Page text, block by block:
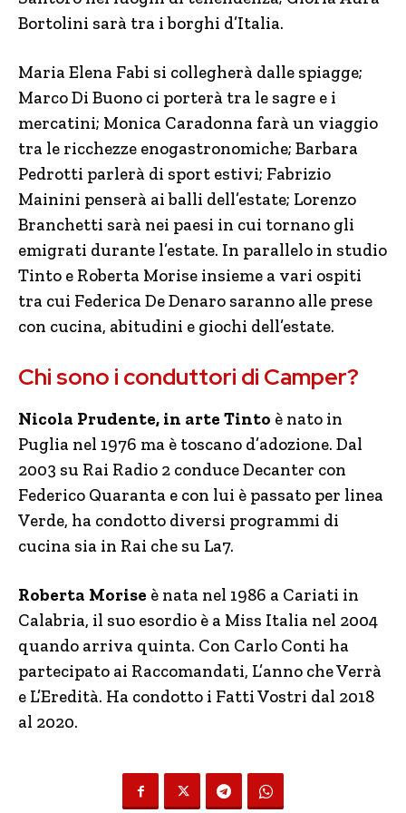
Bortolini sarà tra i borghi d’Italia.
Maria Elena Fabi si collegherà dalle spiagge;
Marco Di Buono ci porterà tra le sagre e i
mercatini; Monica Caradonna farà un viaggio
tra le ricchezze enogastronomiche; Barbara
Pedrotti parlerà di sport estivi; Fabrizio
Mainini penserà ai balli dell’estate; Lorenzo
Branchetti sarà nei paesi in cui tornano gli
emigrati durante l’estate. In parallelo in studio
Tinto e Roberta Morise insieme a vari ospiti
tra cui Federica De Denaro saranno alle prese
con cucina, abitudini e giochi dell’estate.
Chi sono i conduttori di Camper?
Nicola Prudente, in arte Tinto è nato in
Puglia nel 1976 ma è toscano d’adozione. Dal
2003 su Rai Radio 2 conduce Decanter con
Federico Quaranta e con lui è passato per linea
Verde, ha condotto diversi programmi di
cucina sia in Rai che su La7.
Roberta Morise è nata nel 1986 a Cariati in
Calabria, il suo esordio è a Miss Italia nel 2004
quando arriva quinta. Con Carlo Conti ha
partecipato ai Raccomandati, L’anno che Verrà
e L’Eredità. Ha condotto i Fatti Vostri dal 2018
al 2020.